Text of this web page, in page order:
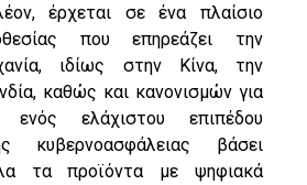
έρχεται σε ένα πλαίσιο
που επηρεάζει την
ιδίως στην Κίνα, την
καθώς και κανονισμών για
ενός ελάχιστου επιπέδου
κυβερνοασφάλειας βάσει
τα προϊόντα με ψηφιακά